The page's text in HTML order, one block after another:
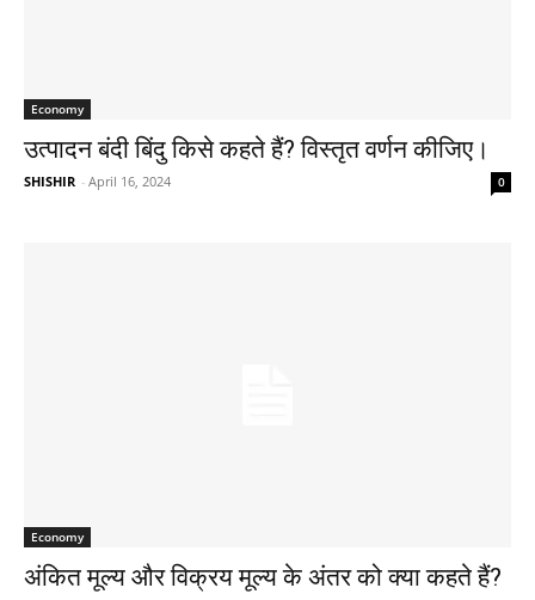
Economy
उत्पादन बंदी बिंदु किसे कहते हैं? विस्तृत वर्णन कीजिए।
SHISHIR - April 16, 2024 0
Economy
अंकित मूल्य और विक्रय मूल्य के अंतर को क्या कहते हैं?